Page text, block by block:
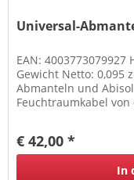
Universal-
EAN: 4003773079927
Gewicht Netto: 0,095
Abmanteln und
Feuchtraumkabel von
€ 42,00 *
In